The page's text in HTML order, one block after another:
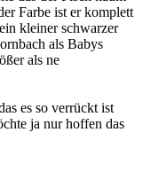
Farbe ist er komplett
kleiner schwarzer
als Babys
als ne
es so verrückt ist
ja nur hoffen das